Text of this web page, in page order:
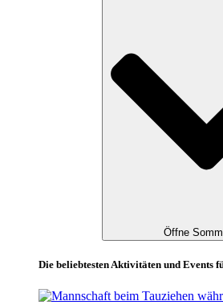
Öffne
Die beliebtesten Aktivitäten und Events